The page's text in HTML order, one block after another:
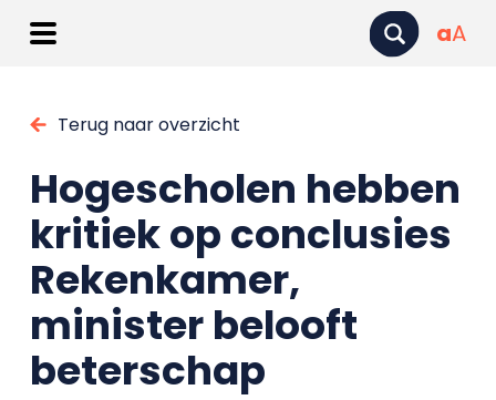
aA
Terug naar overzicht
Hogescholen hebben
kritiek op conclusies
Rekenkamer,
minister belooft
beterschap